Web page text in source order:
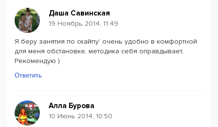
Даша Савинская
19 Ноябрь 2014, 11:49
Я беру занятия по скайпу' очень удобно в комфортной
для меня обстановке, методика себя оправдывает,
Рекомендую )
Ответить
Алла Бурова
10 Июнь 2014, 10:50